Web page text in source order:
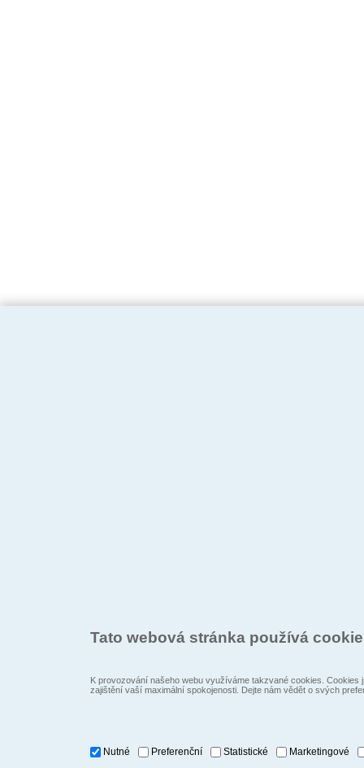
Tato webová stránka používá
K provozování našeho webu využíváme takzvané cookies.
zajištění vaší maximální spokojenosti. Dejte nám vědět o svých
Nutné Preferenční Statistické Marketingové